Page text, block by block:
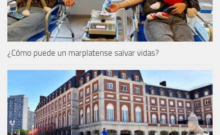
¿Cómo puede un marplatense salvar vidas?